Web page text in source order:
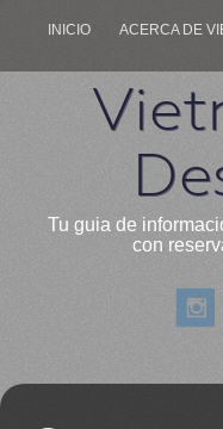
INICIO ACERCA DE
Tu guia de
con